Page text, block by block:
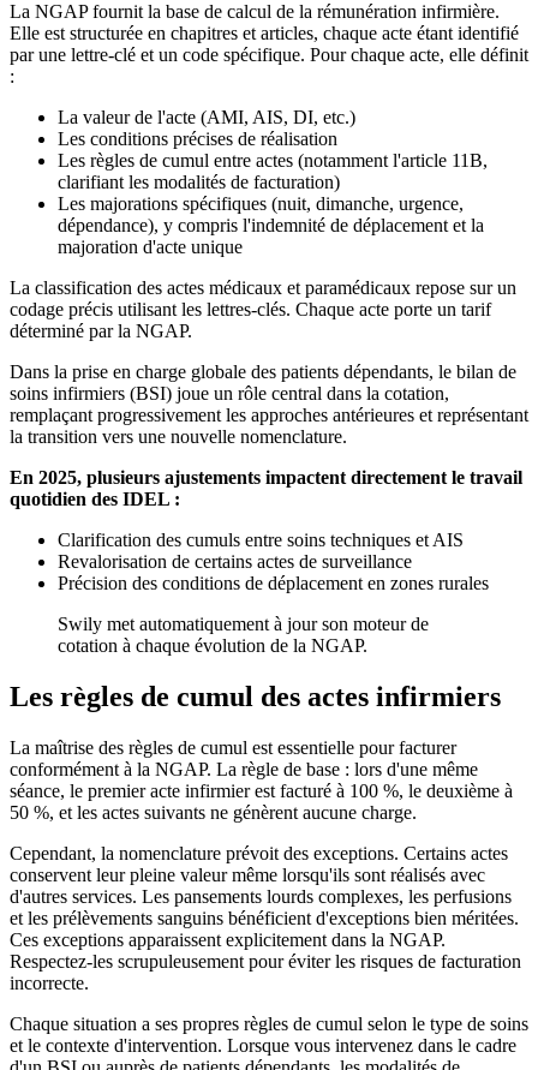
La NGAP fournit la base de calcul de la rémunération infirmière.
Elle est structurée en chapitres et articles, chaque acte étant identifié
par une lettre-clé et un code spécifique. Pour chaque acte, elle définit
:
La valeur de l'acte (AMI, AIS, DI, etc.)
Les conditions précises de réalisation
Les règles de cumul entre actes (notamment l'article 11B,
clarifiant les modalités de facturation)
Les majorations spécifiques (nuit, dimanche, urgence,
dépendance), y compris l'indemnité de déplacement et la
majoration d'acte unique
La classification des actes médicaux et paramédicaux repose sur un
codage précis utilisant les lettres-clés. Chaque acte porte un tarif
déterminé par la NGAP.
Dans la prise en charge globale des patients dépendants, le bilan de
soins infirmiers (BSI) joue un rôle central dans la cotation,
remplaçant progressivement les approches antérieures et représentant
la transition vers une nouvelle nomenclature.
En 2025, plusieurs ajustements impactent directement le travail
quotidien des IDEL :
Clarification des cumuls entre soins techniques et AIS
Revalorisation de certains actes de surveillance
Précision des conditions de déplacement en zones rurales
Swily met automatiquement à jour son moteur de
cotation à chaque évolution de la NGAP.
Les règles de cumul des actes infirmiers
La maîtrise des règles de cumul est essentielle pour facturer
conformément à la NGAP. La règle de base : lors d'une même
séance, le premier acte infirmier est facturé à 100 %, le deuxième à
50 %, et les actes suivants ne génèrent aucune charge.
Cependant, la nomenclature prévoit des exceptions. Certains actes
conservent leur pleine valeur même lorsqu'ils sont réalisés avec
d'autres services. Les pansements lourds complexes, les perfusions
et les prélèvements sanguins bénéficient d'exceptions bien méritées.
Ces exceptions apparaissent explicitement dans la NGAP.
Respectez-les scrupuleusement pour éviter les risques de facturation
incorrecte.
Chaque situation a ses propres règles de cumul selon le type de soins
et le contexte d'intervention. Lorsque vous intervenez dans le cadre